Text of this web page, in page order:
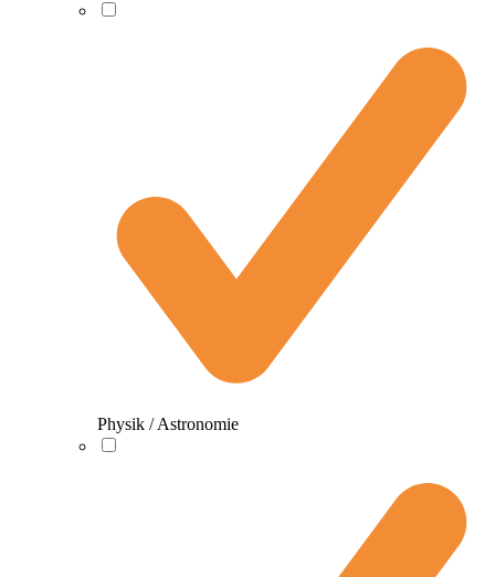
Physik / Astronomie